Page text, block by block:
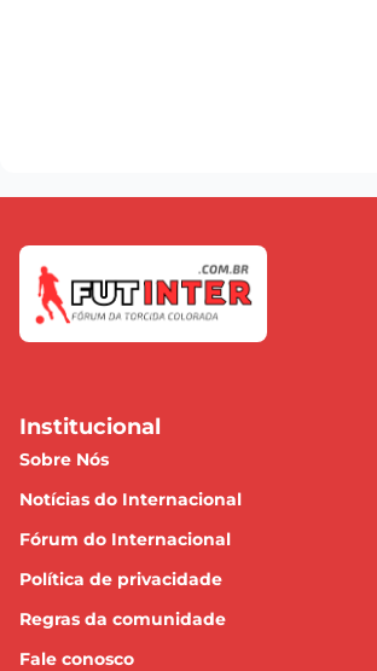
Institucional
Sobre Nós
Notícias do Internacional
Fórum do Internacional
Política de privacidade
Regras da comunidade
Fale conosco